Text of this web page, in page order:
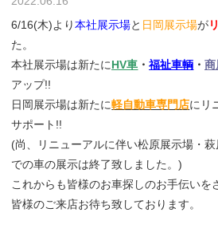
6/16(木)より本社展示場と 日岡展示場が
た。
本社展示場は新たにHV車 ・福祉車輌 ・商
アップ!!
日岡展示場は新たに軽自動車専門店にリ
サポート!!
(尚、リニューアルに伴い松原展示場・
での車の展示は終了致しました。)
これからも皆様のお車探しのお手伝いを
皆様のご来店お待ち致しております。